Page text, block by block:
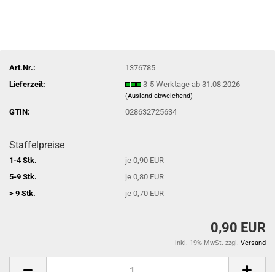
Art.Nr.:
1376785
Lieferzeit:
3-5 Werktage ab 31.08.2026
(Ausland abweichend)
GTIN: 028632725634
Staffelpreise
1-4 Stk.
je 0,90 EUR
5-9 Stk.
je 0,80 EUR
> 9 Stk.
je 0,70 EUR
0,90 EUR
inkl. 19% MwSt. zzgl. Versand